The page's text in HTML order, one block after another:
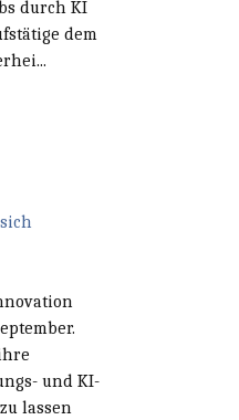
durch KI
dem
und KI-
lassen